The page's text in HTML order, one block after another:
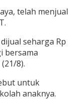
telah menjual
seharga Rp
bersama
8).
untuk
anaknya.